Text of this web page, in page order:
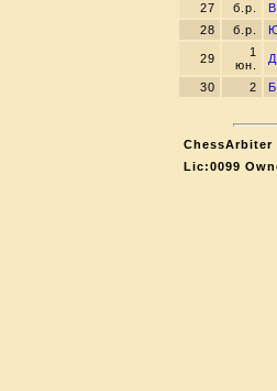
27
б.р.
28
б.р.
29
1
юн.
30 2
ChessArbiter
Lic:0099